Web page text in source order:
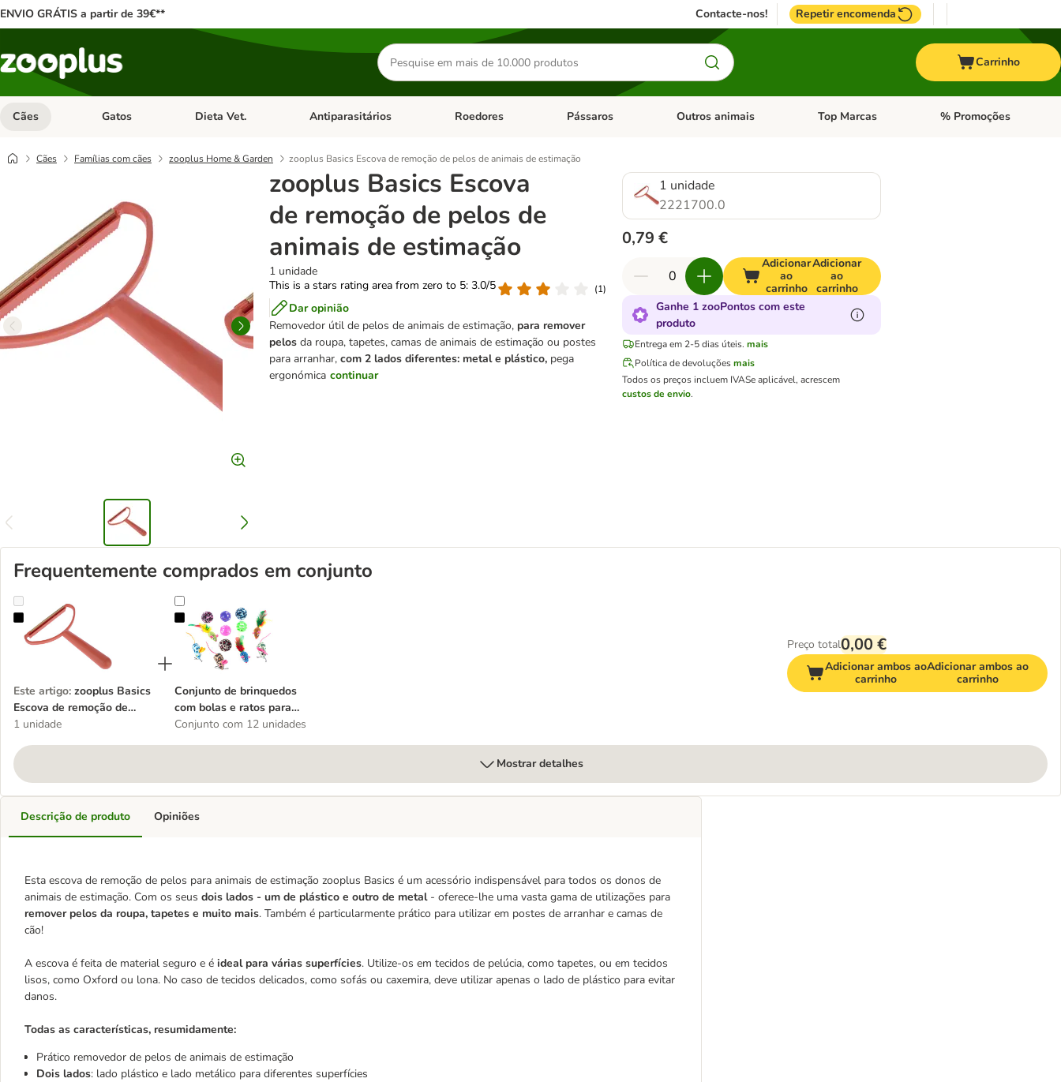
ENVIO GRÁTIS a partir de 39€** Contacte-nos! Repetir encomenda
Pesquisar
produtos
Carrinho
Cães Abrir menu de categoria: Cães
Gatos Abrir menu de categoria: Gatos
Dieta Vet. Abrir menu de categoria: Dieta Vet.
Antiparasitários Abrir menu de categoria: Antiparasitários
Roedores Abrir menu de categoria: Roedores
Pássaros Abrir menu de categoria: Pássaros
Outros animais Abrir menu de categoria: Outros animais
Top Marcas Abrir menu de categoria:
% Promoções
Cães Famílias com cães zooplus Home & Garden zooplus Basics Escova de remoção de pelos de animais de estimação
zooplus Basics Escova
de remoção de pelos de
animais de estimação
1 unidade
This is a stars rating area from zero to 5: 3.0/5
(1)
Dar opinião
Removedor útil de pelos de animais de estimação, para remover
pelos da roupa, tapetes, camas de animais de estimação ou postes
para arranhar,com 2 lados diferentes: metal e plástico, pega
ergonómica continuar
1 unidade
2221700.0
0,79 €
Adicionar
ao
carrinho
Adicionar
ao
carrinho
Ganhe 1 zooPontos com este
produto
Entrega em 2-5 dias úteis. mais
Política de devoluções mais
Todos os preços incluem IVASe aplicável, acrescem
custos de envio.
Frequentemente comprados em conjunto
zooplus Basics Escova de remoção de pelos de animais de estimação
Este artigo: zooplus Basics
Escova de remoção de
pelos de animais de
1 unidade
Conjunto de brinquedos com bolas e ratos para gato
Conjunto de brinquedos
com bolas e ratos para
gato
Conjunto com 12 unidades
Preço total0,00 €
Adicionar ambos ao
carrinho
Adicionar ambos ao
carrinho
Mostrar detalhes
Descrição de produto
Esta escova de remoção de pelos para animais de estimação zooplus Basics é um acessório indispensável para todos os donos de
animais de estimação. Com os seus dois lados - um de plástico e outro de metal- oferece-lhe uma vasta gama de utilizações para
remover pelos da roupa, tapetes e muito mais. Também é particularmente prático para utilizar em postes de arranhar e camas de
cão!
A escova é feita de material seguro e é ideal para várias superfícies. Utilize-os em tecidos de pelúcia, como tapetes, ou em tecidos
lisos, como Oxford ou lona. No caso de tecidos delicados, como sofás ou caxemira, deve utilizar apenas o lado de plástico para evitar
danos.
Todas as características, resumidamente:
Prático removedor de pelos de animais de estimação
Dois lados: lado plástico e lado metálico para diferentes superfícies
Opiniões